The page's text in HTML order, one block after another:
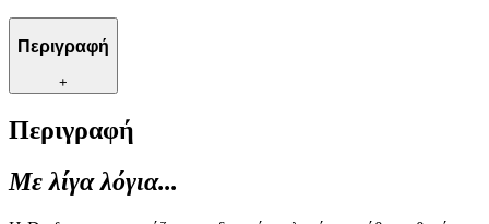
Περιγραφή
+
Περιγραφή
Με λίγα λόγια...